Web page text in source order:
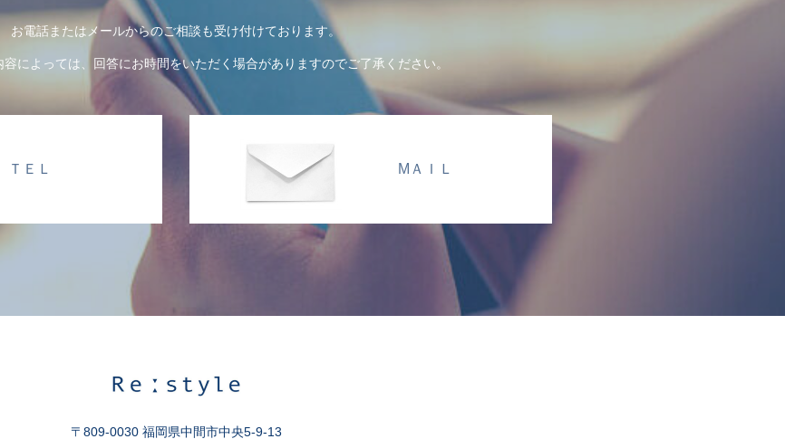
お電話またはメールからのご相談も受け付けております。
によっては、回答にお時間をいただく場合がありますのでご了承ください。
ＴＥＬ МＡＩＬ
〒809-0030 福岡県中間市中央5-9-13